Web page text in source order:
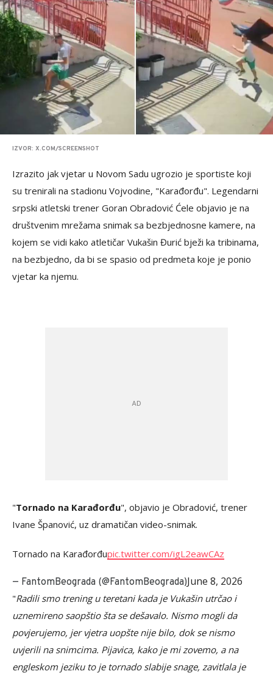
IZVOR: X.COM/SCREENSHOT
Izrazito jak vjetar u Novom Sadu ugrozio je sportiste koji
su trenirali na stadionu Vojvodine, "Karađorđu". Legendarni
srpski atletski trener Goran Obradović Ćele objavio je na
društvenim mrežama snimak sa bezbjednosne kamere, na
kojem se vidi kako atletičar Vukašin Đurić bježi ka tribinama,
na bezbjedno, da bi se spasio od predmeta koje je ponio
vjetar ka njemu.
"Tornado na Karađorđu", objavio je Obradović, trener
Ivane Španović, uz dramatičan video-snimak.
Tornado na Karađorđupic.twitter.com/igL2eawCAz
— FantomBeograda (@FantomBeograda)June 8, 2026
"Radili smo trening u teretani kada je Vukašin utrčao i
uznemireno saopštio šta se dešavalo. Nismo mogli da
povjerujemo, jer vjetra uopšte nije bilo, dok se nismo
uvjerili na snimcima. Pijavica, kako je mi zovemo, a na
engleskom jeziku to je tornado slabije snage, zavitlala je